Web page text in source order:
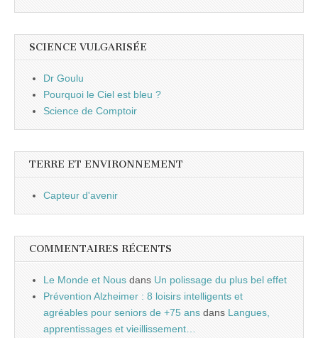
SCIENCE VULGARISÉE
Dr Goulu
Pourquoi le Ciel est bleu ?
Science de Comptoir
TERRE ET ENVIRONNEMENT
Capteur d'avenir
COMMENTAIRES RÉCENTS
Le Monde et Nous dans Un polissage du plus bel effet
Prévention Alzheimer : 8 loisirs intelligents et
agréables pour seniors de +75 ans dans Langues,
apprentissages et vieillissement…